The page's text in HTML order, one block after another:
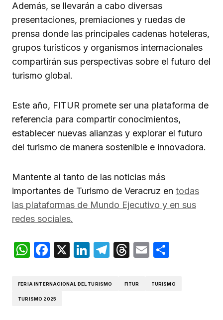
Además, se llevarán a cabo diversas
presentaciones, premiaciones y ruedas de
prensa donde las principales cadenas hoteleras,
grupos turísticos y organismos internacionales
compartirán sus perspectivas sobre el futuro del
turismo global.
Este año, FITUR promete ser una plataforma de
referencia para compartir conocimientos,
establecer nuevas alianzas y explorar el futuro
del turismo de manera sostenible e innovadora.
Mantente al tanto de las noticias más
importantes de Turismo de Veracruz en todas
las plataformas de Mundo Ejecutivo y en sus
redes sociales.
WhatsApp
Facebook
X LinkedIn
Telegram
Threads
Email
FERIA INTERNACIONAL DEL TURISMO FITUR TURISMO
TURISMO 2025